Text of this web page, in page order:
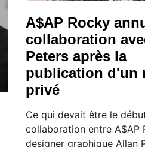
A$AP Rocky
collaboration
Peters après la
publication d'un
privé
Ce qui devait être le
collaboration entre A$AP
designer graphique Allan